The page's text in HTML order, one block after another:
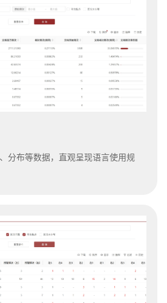
分布等数据，直观呈现语言使用规